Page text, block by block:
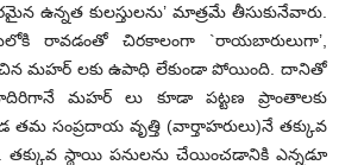
ఉన్నత కులస్తులను’ మాత్రమే తీసుకునేవారు.
రావడంతో చిరకాలంగా `రాయబారులుగా’,
మహర్ లకు ఉపాధి లేకుండా పోయింది. దానితో
మహర్ లు కూడా పట్టణ ప్రాంతాలకు
తమ సంప్రదాయ వృత్తి (వార్తాహరులు)నే తక్కువ
స్థాయి పనులను చేయించడానికి ఎన్నడూ